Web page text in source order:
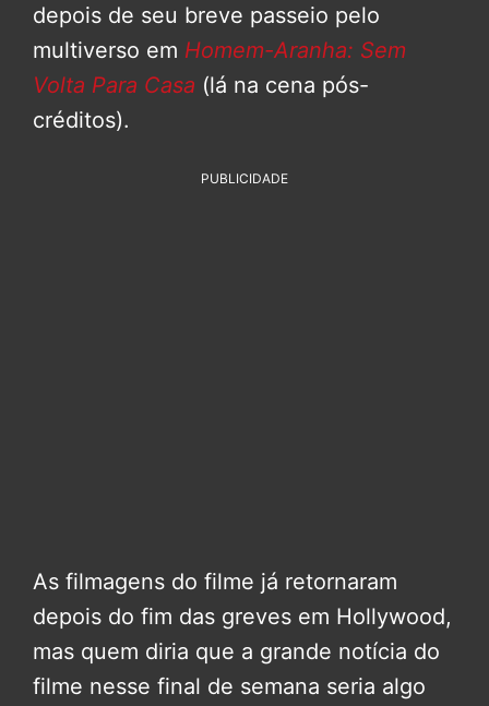
depois de seu breve passeio pelo
multiverso em Homem-Aranha: Sem
Volta Para Casa (lá na cena pós-
créditos).
PUBLICIDADE
As filmagens do filme já retornaram
depois do fim das greves em Hollywood,
mas quem diria que a grande notícia do
filme nesse final de semana seria algo